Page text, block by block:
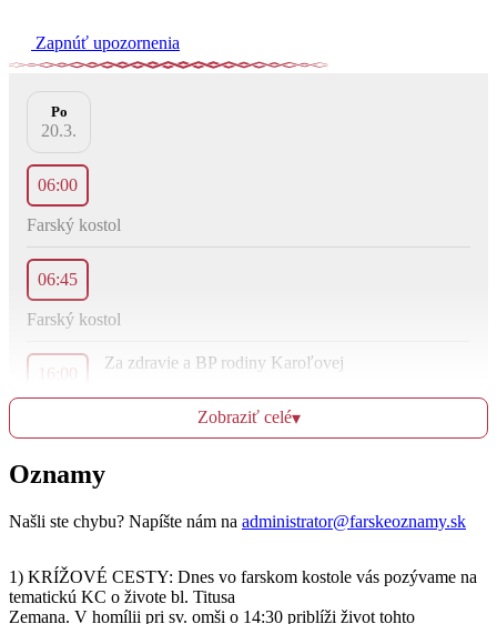
Zapnúť upozornenia
Po
20.3.
06:00
Farský kostol
06:45
Farský kostol
16:00
Za zdravie a BP rodiny Karoľovej
17:30
07:00
Františkánky
Zobraziť celé▾
Oznamy
Našli ste chybu? Napíšte nám na administrator@farskeoznamy.sk
1) KRÍŽOVÉ CESTY: Dnes vo farskom kostole vás pozývame na
tematickú KC o živote bl. Titusa
Zemana. V homílii pri sv. omši o 14:30 priblíži život tohto